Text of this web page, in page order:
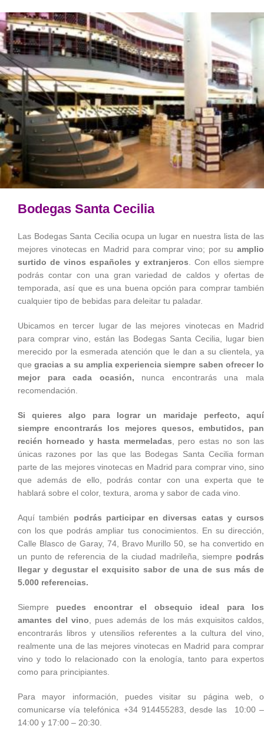
Bodegas Santa Cecilia
Las Bodegas Santa Cecilia ocupa un lugar en nuestra lista de las
mejores vinotecas en Madrid para comprar vino; por su amplio
surtido de vinos españoles y extranjeros . Con ellos siempre
podrás contar con una gran variedad de caldos y ofertas de
temporada, así que es una buena opción para comprar también
cualquier tipo de bebidas para deleitar tu paladar.
Ubicamos en tercer lugar de las mejores vinotecas en Madrid
para comprar vino, están las Bodegas Santa Cecilia, lugar bien
merecido por la esmerada atención que le dan a su clientela, ya
quegracias a su amplia experiencia siempre saben ofrecer lo
mejor para cada ocasión, nunca encontrarás una mala
recomendación.
Si quieres algo para lograr un maridaje perfecto, aquí
siempre encontrarás los mejores quesos, embutidos, pan
recién horneado y hasta mermeladas , pero estas no son las
únicas razones por las que las Bodegas Santa Cecilia forman
parte de las mejores vinotecas en Madrid para comprar vino, sino
que además de ello, podrás contar con una experta que te
hablará sobre el color, textura, aroma y sabor de cada vino.
Aquí también podrás participar en diversas catas y cursos
con los que podrás ampliar tus conocimientos. En su dirección,
Calle Blasco de Garay, 74, Bravo Murillo 50, se ha convertido en
un punto de referencia de la ciudad madrileña, siempre podrás
llegar y degustar el exquisito sabor de una de sus más de
5.000 referencias.
Siempre puedes encontrar el obsequio ideal para los
amantes del vino , pues además de los más exquisitos caldos,
encontrarás libros y utensilios referentes a la cultura del vino,
realmente una de las mejores vinotecas en Madrid para comprar
vino y todo lo relacionado con la enología, tanto para expertos
como para principiantes.
Para mayor información, puedes visitar su página web, o
comunicarse vía telefónica +34 914455283, desde las 10:00 –
14:00 y 17:00 – 20:30.